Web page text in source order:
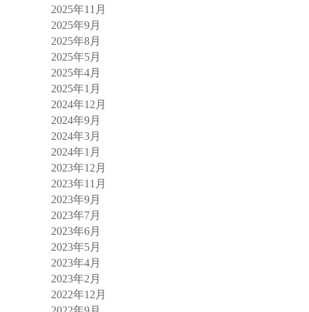
2025年11月
2025年9月
2025年8月
2025年5月
2025年4月
2025年1月
2024年12月
2024年9月
2024年3月
2024年1月
2023年12月
2023年11月
2023年9月
2023年7月
2023年6月
2023年5月
2023年4月
2023年2月
2022年12月